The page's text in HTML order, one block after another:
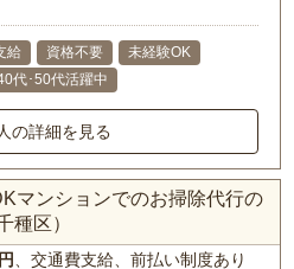
給 資格不要
未経験OK
代･50代活躍中
の詳細を見る
マンションでのお掃除代行の
種区）
、交通費支給、前払い制度あり